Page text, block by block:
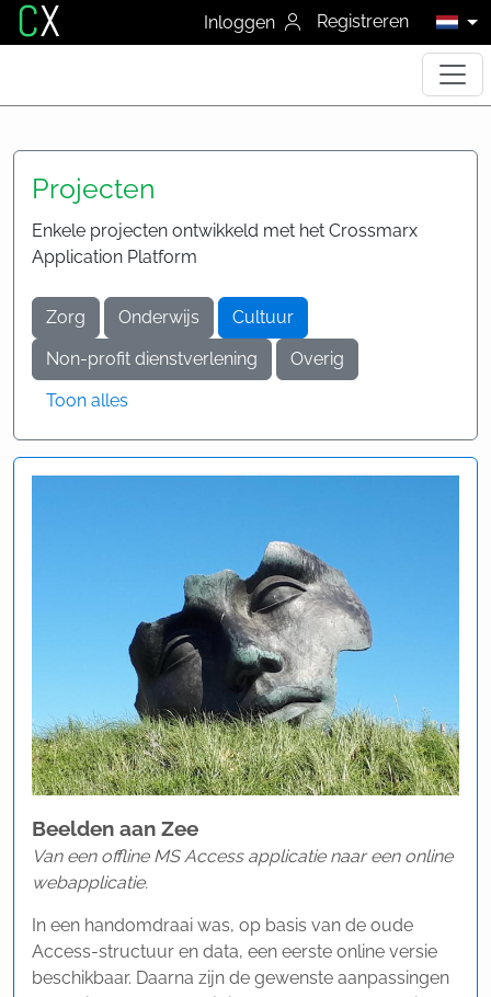
CX Inloggen Registreren
Projecten
Enkele projecten ontwikkeld met het Crossmarx
Application Platform
Zorg Onderwijs
Cultuur
Non-profit dienstverlening
Overig
Toon alles
Beelden aan Zee
Van een offline MS Access applicatie naar een online
webapplicatie.
In een handomdraai was, op basis van de oude
Access-structuur en data, een eerste online versie
beschikbaar. Daarna zijn de gewenste aanpassingen